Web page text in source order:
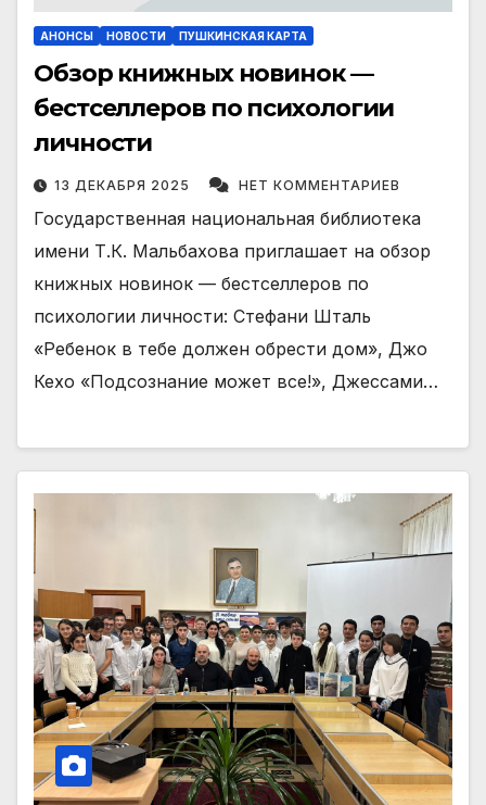
АНОНСЫ НОВОСТИ ПУШКИНСКАЯ КАРТА
Обзор книжных новинок —
бестселлеров по психологии
личности
13 ДЕКАБРЯ 2025 НЕТ КОММЕНТАРИЕВ
Государственная национальная библиотека
имени Т.К. Мальбахова приглашает на обзор
книжных новинок — бестселлеров по
психологии личности: Стефани Шталь
«Ребенок в тебе должен обрести дом», Джо
Кехо «Подсознание может все!», Джессами…